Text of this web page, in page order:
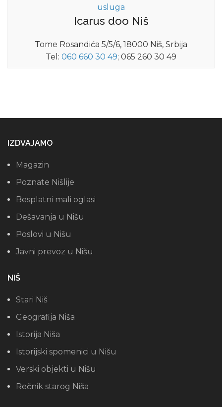
usluga
Icarus doo Niš
Tome Rosandića 5/5/6, 18000 Niš, Srbija
Tel: 060 660 30 49; 065 260 30 49
IZDVAJAMO
Magazin
Poznate Nišlije
Besplatni mali oglasi
Dešavanja u Nišu
Poslovi u Nišu
Javni prevoz u Nišu
NIŠ
Stari Niš
Geografija Niša
Istorija Niša
Istorijski spomenici u Nišu
Verski objekti u Nišu
Rečnik starog Niša